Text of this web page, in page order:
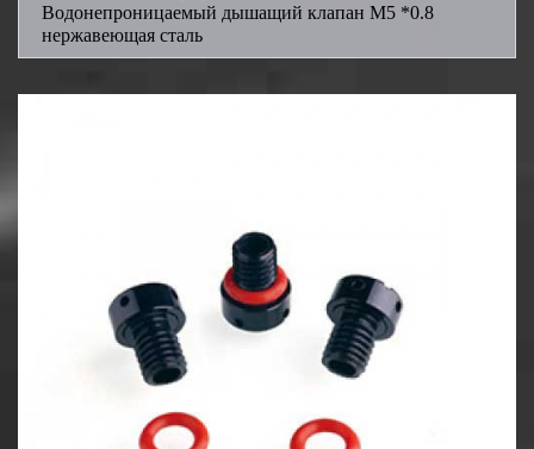
Водонепроницаемый дышащий клапан M5 *0.8
нержавеющая сталь